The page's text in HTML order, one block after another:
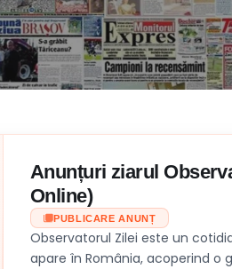
Anunțuri ziarul
Online)
PUBLICARE ANUNȚ
Observatorul Zilei este un
apare în România, acoperind o